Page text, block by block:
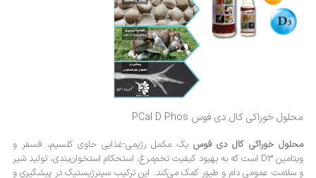
محلول خوراکی کال دی فوس PCal D Phos
محلول خوراکی کال دی فوس یک مکمل رژیمی-غذایی حاوی کلسیم، فسفر و
ویتامین D3 است که به بهبود کیفیت تخم‌مرغ، استحکام استخوان‌بندی، تولید شیر
و سلامت عمومی دام و طیور کمک می‌کند. این ترکیب سینرژیستیک در پیشگیری و